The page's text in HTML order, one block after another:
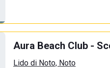
Aura Beach Club -
Lido di Noto, Noto